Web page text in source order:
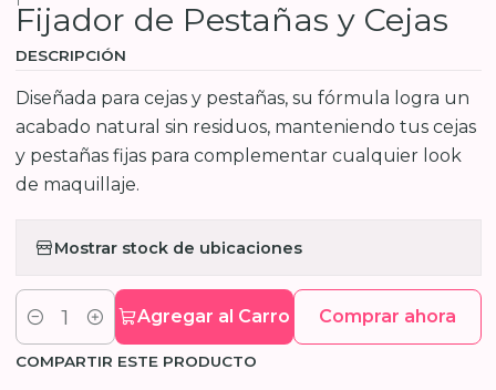
Fijador de Pestañas y Cejas
DESCRIPCIÓN
Diseñada para cejas y pestañas, su fórmula logra un
acabado natural sin residuos, manteniendo tus cejas
y pestañas fijas para complementar cualquier look
de maquillaje.
Mostrar stock de ubicaciones
Cantidad
Agregar al Carro Comprar ahora
COMPARTIR ESTE PRODUCTO